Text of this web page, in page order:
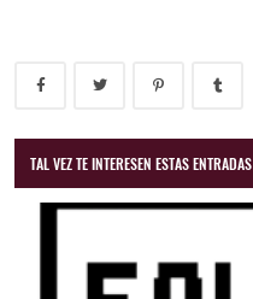
TAL VEZ TE INTERESEN ESTAS ENTRADAS